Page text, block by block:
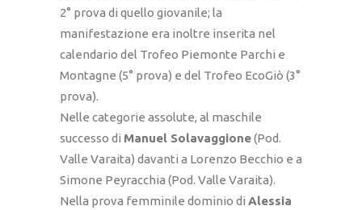
2° prova di quello giovanile; la
manifestazione era inoltre inserita nel
calendario del Trofeo Piemonte Parchi e
Montagne (5° prova) e del Trofeo EcoGiò (3°
prova).
Nelle categorie assolute, al maschile
successo di Manuel Solavaggione(Pod.
Valle Varaita) davanti a Lorenzo Becchio e a
Simone Peyracchia (Pod. Valle Varaita).
Nella prova femminile dominio di Alessia